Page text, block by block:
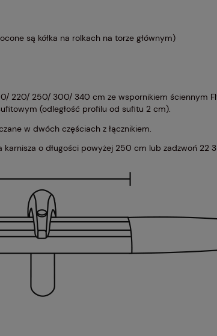
są kółka na rolkach na torze głównym)
220/ 250/ 300/ 340 cm ze wspornikiem ściennym
(odległość profilu od sufitu 2 cm).
w dwóch częściach z łącznikiem.
karnisza o długości powyżej 250 cm lub zadzwoń 22